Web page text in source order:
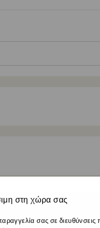
στη χώρα σας
σας σε διευθύνσεις